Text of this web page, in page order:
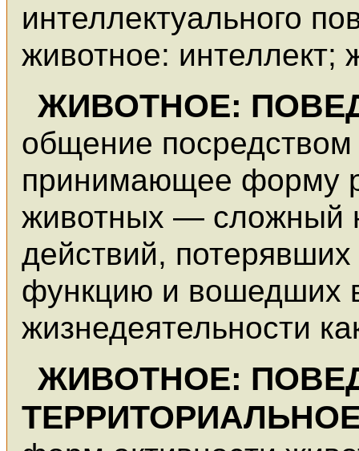
интеллектуального
животное:
ЖИВОТНОЕ:
общение
принимающее форму
животных — сложный
действий,
функцию и вошедших
жизнедеятельности
ЖИВОТНОЕ: